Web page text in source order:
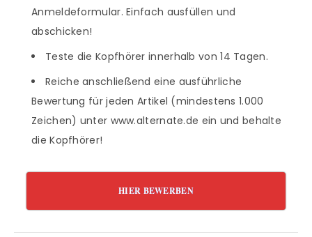
Anmeldeformular. Einfach ausfüllen und
abschicken!
Teste die Kopfhörer innerhalb von 14 Tagen.
Reiche anschließend eine ausführliche
Bewertung für jeden Artikel (mindestens 1.000
Zeichen) unter www.alternate.de ein und behalte
die Kopfhörer!
HIER BEWERBEN